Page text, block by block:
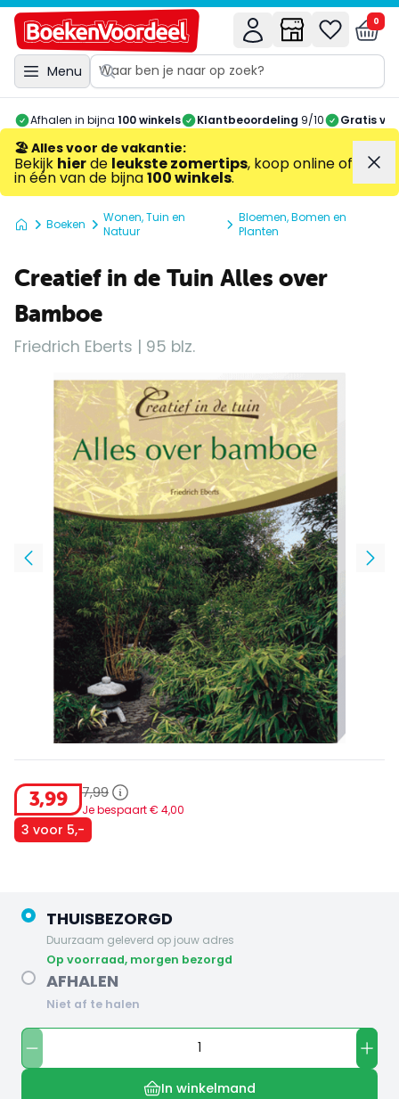
Menu
0
Afhalen in bijna 100 winkels Klantbeoordeling 9/10 Gratis
🏖️ Alles voor de vakantie:
Bekijk hierde leukste zomertips, koop online of
in één van de bijna100 winkels.
Boeken
Wonen, Tuin en
Natuur
Bloemen, Bomen en
Planten
Creatief in de Tuin Alles over
Bamboe
Friedrich Eberts | 95 blz.
3,99 7,99
Je bespaart € 4,00
3 voor 5,-
THUISBEZORGD
Duurzaam geleverd op jouw adres
op voorraad, morgen bezorgd
AFHALEN
Niet af te halen
In winkelmand